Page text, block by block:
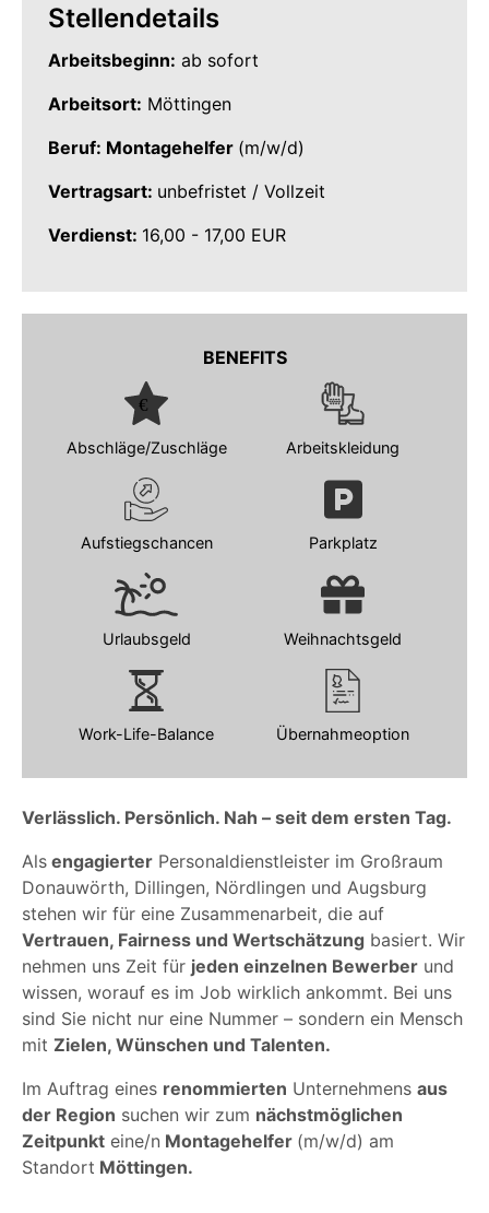
Verlässlich. Persönlich. Nah – seit dem ersten Tag.
Als engagierter Personaldienstleister im Großraum
Donauwörth, Dillingen, Nördlingen und Augsburg
stehen wir für eine Zusammenarbeit, die auf
Vertrauen, Fairness und Wertschätzung basiert. Wir
nehmen uns Zeit für jeden einzelnen Bewerber und
wissen, worauf es im Job wirklich ankommt. Bei uns
sind Sie nicht nur eine Nummer – sondern ein Mensch
mit Zielen, Wünschen und Talenten.
Im Auftrag eines renommierten Unternehmens aus
der Region suchen wir zum nächstmöglichen
Zeitpunkt eine/n Montagehelfer (m/w/d) am
Standort Möttingen.
Stellendetails
Arbeitsbeginn: ab sofort
Arbeitsort: Möttingen
Beruf: Montagehelfer (m/w/d)
Vertragsart: unbefristet / Vollzeit
Verdienst: 16,00 - 17,00 EUR
BENEFITS
Abschläge/Zuschläge Arbeitskleidung
Aufstiegschancen Parkplatz
Urlaubsgeld Weihnachtsgeld
Work-Life-Balance Übernahmeoption